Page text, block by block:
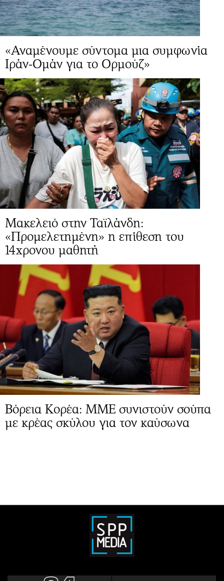
«Αναμένουμε σύντομα μια συμφωνία
Ιράν-Ομάν για το Ορμούζ»
Μακελειό στην Ταϊλάνδη:
«Προμελετημένη» η επίθεση του
14χρονου μαθητή
Βόρεια Κορέα: ΜΜΕ συνιστούν σούπα
με κρέας σκύλου για τον καύσωνα